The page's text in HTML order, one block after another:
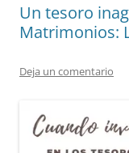
Un tesoro
Matrimonios:
Deja un comentario